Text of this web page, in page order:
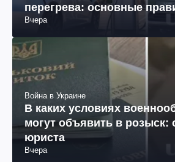
перегрева: основные
Вчера
Война в Украине
В каких условиях
могут объявить в розыск:
юриста
Вчера